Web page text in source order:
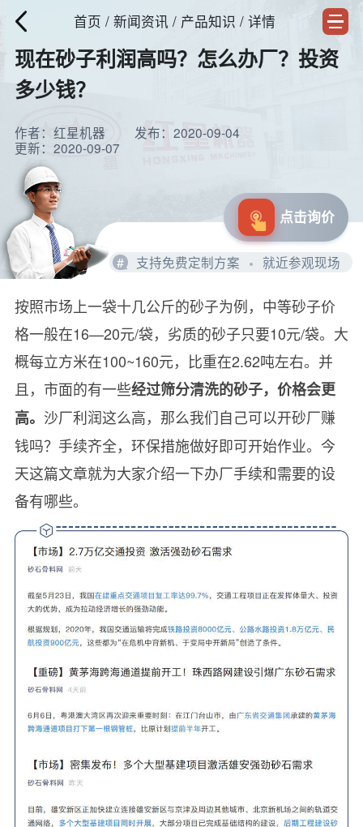
首页 / 新闻资讯 / 产品知识 / 详情
现在砂子利润高吗？怎么办厂？投资
多少钱？
作者：红星机器
发布：2020-09-04
更新：2020-09-07
点击询价
# 支持免费定制方案 就近参观现场
按照市场上一袋十几公斤的砂子为例，中等砂子价
格一般在16—20元/袋，劣质的砂子只要10元/袋。大
概每立方米在100~160元，比重在2.62吨左右。并
且，市面的有一些经过筛分清洗的砂子，价格会更
高。 沙厂利润这么高，那么我们自己可以开砂厂赚
钱吗？手续齐全，环保措施做好即可开始作业。今
天这篇文章就为大家介绍一下办厂手续和需要的设
备有哪些。